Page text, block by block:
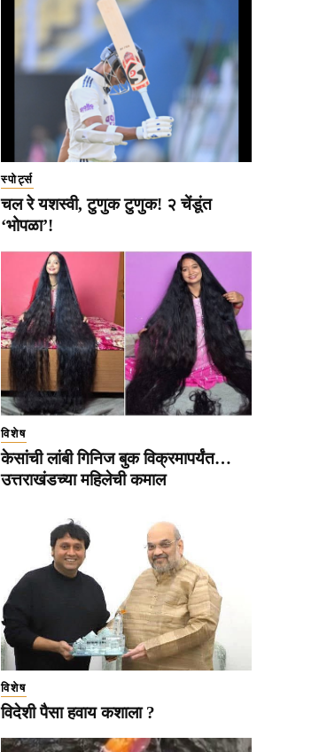
स्पोर्ट्स
चल रे यशस्वी, टुणुक टुणुक! २ चेंडूंत
‘भोपळा’!
विशेष
केसांची लांबी गिनिज बुक विक्रमापर्यंत…
उत्तराखंडच्या महिलेची कमाल
विशेष
विदेशी पैसा हवाय कशाला ?